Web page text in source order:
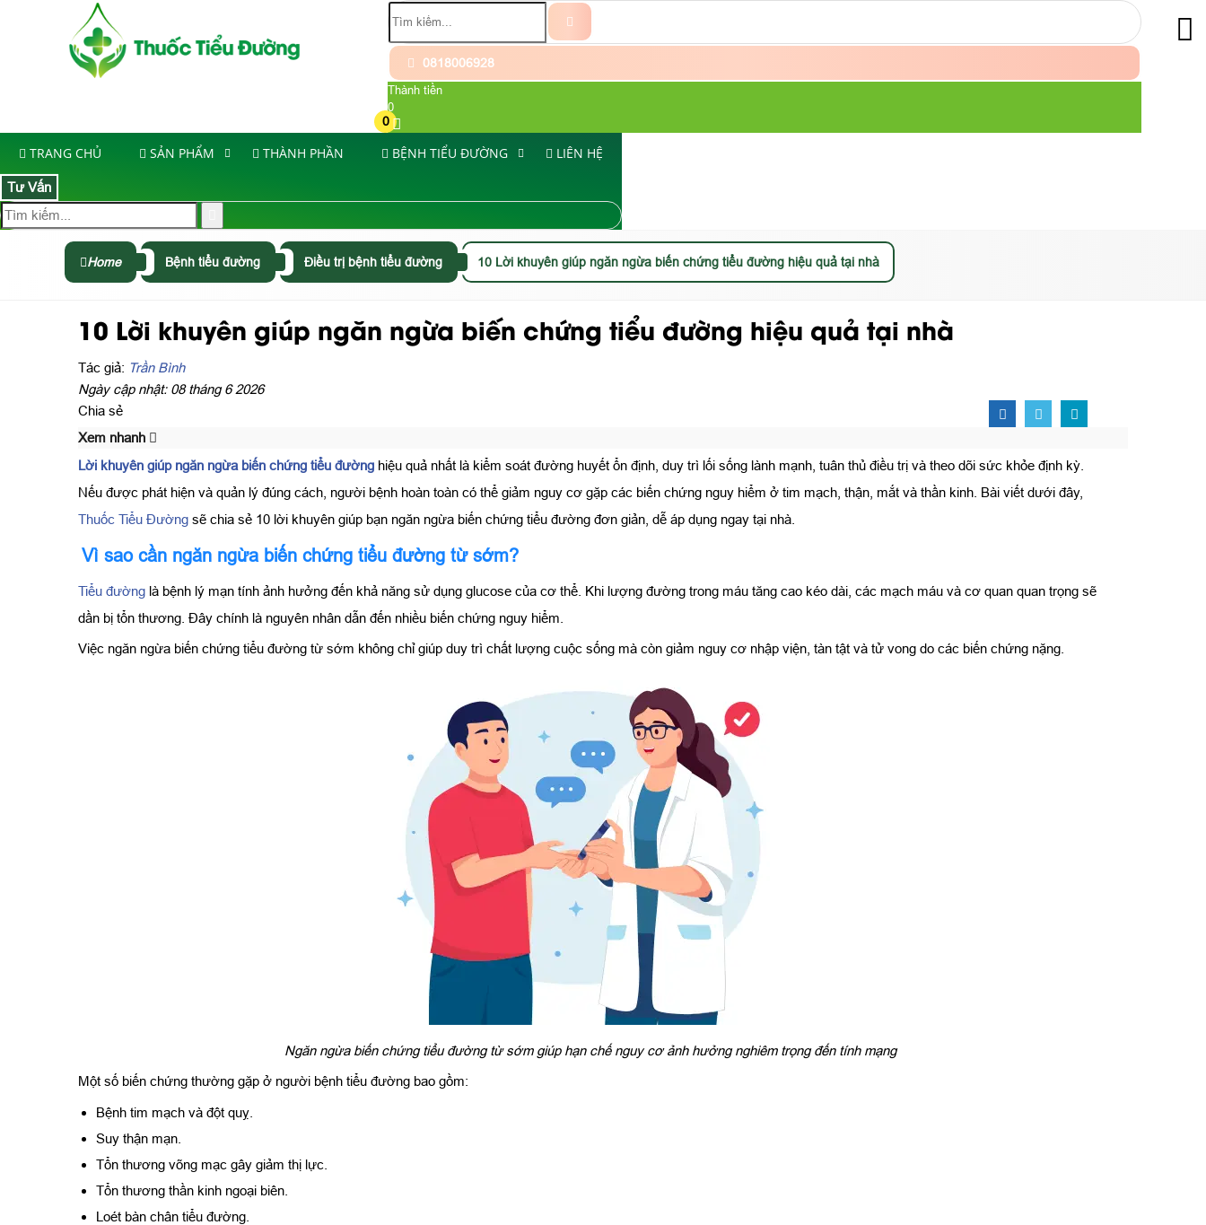
0818006928
Thành tiền
0
0
TRANG CHỦ SẢN PHẨM THÀNH PHẦN BỆNH TIỂU ĐƯỜNG LIÊN HỆ
Tư Vấn
Home Bệnh tiểu đường Điều trị bệnh tiểu đường 10 Lời khuyên giúp ngăn ngừa biến chứng tiểu đường hiệu quả tại nhà
10 Lời khuyên giúp ngăn ngừa biến chứng tiểu đường hiệu quả tại nhà
Tác giả: Trần Bình
Ngày cập nhật: 08 tháng 6 2026
Chia sẻ
Xem nhanh
Lời khuyên giúp ngăn ngừa biến chứng tiểu đường hiệu quả nhất là kiểm soát đường huyết ổn định, duy trì lối sống lành mạnh, tuân thủ điều trị và theo dõi sức khỏe định kỳ.
Nếu được phát hiện và quản lý đúng cách, người bệnh hoàn toàn có thể giảm nguy cơ gặp các biến chứng nguy hiểm ở tim mạch, thận, mắt và thần kinh. Bài viết dưới đây,
Thuốc Tiểu Đường sẽ chia sẻ 10 lời khuyên giúp bạn ngăn ngừa biến chứng tiểu đường đơn giản, dễ áp dụng ngay tại nhà.
Vì sao cần ngăn ngừa biến chứng tiểu đường từ sớm?
Tiểu đường là bệnh lý mạn tính ảnh hưởng đến khả năng sử dụng glucose của cơ thể. Khi lượng đường trong máu tăng cao kéo dài, các mạch máu và cơ quan quan trọng sẽ
dần bị tổn thương. Đây chính là nguyên nhân dẫn đến nhiều biến chứng nguy hiểm.
Việc ngăn ngừa biến chứng tiểu đường từ sớm không chỉ giúp duy trì chất lượng cuộc sống mà còn giảm nguy cơ nhập viện, tàn tật và tử vong do các biến chứng nặng.
Ngăn ngừa biến chứng tiểu đường từ sớm giúp hạn chế nguy cơ ảnh hưởng nghiêm trọng đến tính mạng
Một số biến chứng thường gặp ở người bệnh tiểu đường bao gồm:
Bệnh tim mạch và đột quỵ.
Suy thận mạn.
Tổn thương võng mạc gây giảm thị lực.
Tổn thương thần kinh ngoại biên.
Loét bàn chân tiểu đường.